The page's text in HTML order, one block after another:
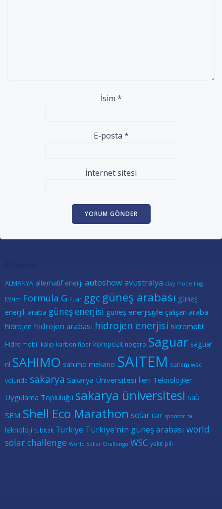
İsim *
E-posta *
İnternet sitesi
ALMANYA alternatif enerji autoshowavustralya clay modelling
EVrim Formula G Fuar ggc güneş arabası güneş
enerjili araba güneş enerjisi güneş enerjisiyle çalışan araba
hidrojen hidrojen arabası hidrojen enerjisi hidromobil
Hidro mobil kalıp karbon fiber kompozit nogaro Saguar saguar
nl SAHIMO sahimo mekano SAITEM saitem wsc
yolunda sakarya Sakarya Üniversitesi İleri Teknolojiler
Uygulama Topluluğu sakarya üniversitesi saü
SEM Shell Eco Marathon solar car sponsor tai
teknoloji tubitak Türkiye Türkiye'nin güneş arabası world
solar challenge World Sollar Challenge WSC yakıt pili